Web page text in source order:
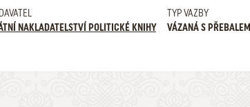
NAKLADATELSTVÍ POLITICKÉ KNIHY
TYP VAZBY
VÁZANÁ S PŘEBALEM